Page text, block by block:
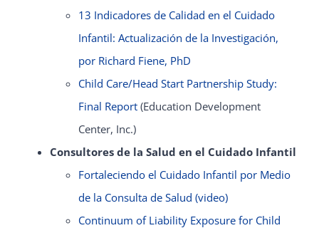
13 Indicadores de Calidad en el Cuidado
Infantil: Actualización de la Investigación,
por Richard Fiene, PhD
Child Care/Head Start Partnership Study:
Final Report (Education Development
Center, Inc.)
Consultores de la Salud en el Cuidado Infantil
Fortaleciendo el Cuidado Infantil por Medio
de la Consulta de Salud (video)
Continuum of Liability Exposure for Child